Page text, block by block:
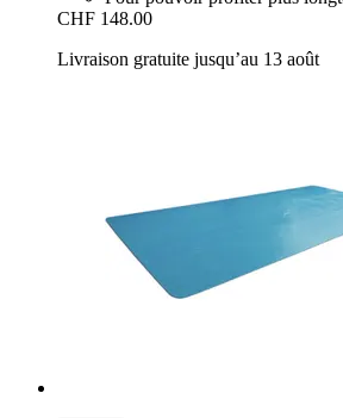
CHF 148.00
Livraison gratuite jusqu’au 13 août